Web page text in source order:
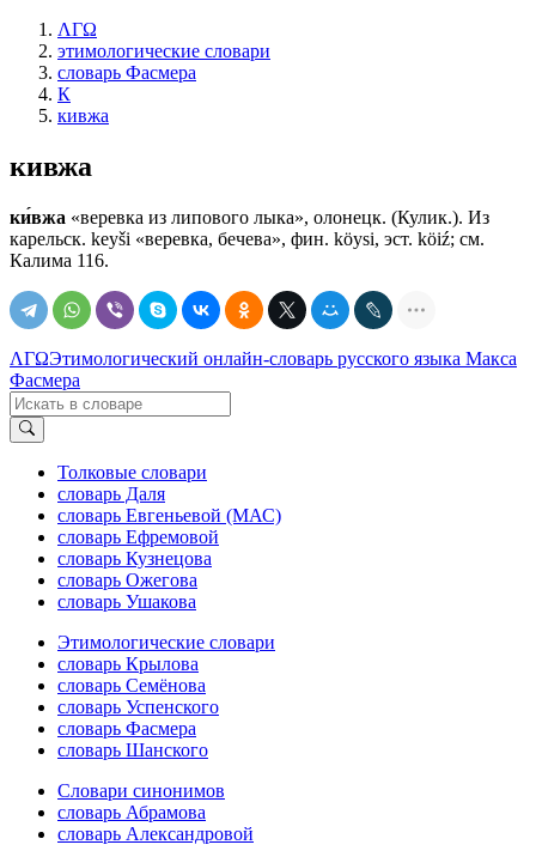
ΛΓΩ
этимологические словари
словарь Фасмера
К
кивжа
кивжа
ки́вжа «веревка из липового лыка», олонецк. (Кулик.). Из
карельск. kеуši «веревка, бечева», фин. köysi, эст. köiź; см.
Калима 116.
ΛΓΩЭтимологический онлайн-словарь русского языка Макса
Фасмера
Толковые словари
словарь Даля
словарь Евгеньевой (МАС)
словарь Ефремовой
словарь Кузнецова
словарь Ожегова
словарь Ушакова
Этимологические словари
словарь Крылова
словарь Семёнова
словарь Успенского
словарь Фасмера
словарь Шанского
Словари синонимов
словарь Абрамова
словарь Александровой